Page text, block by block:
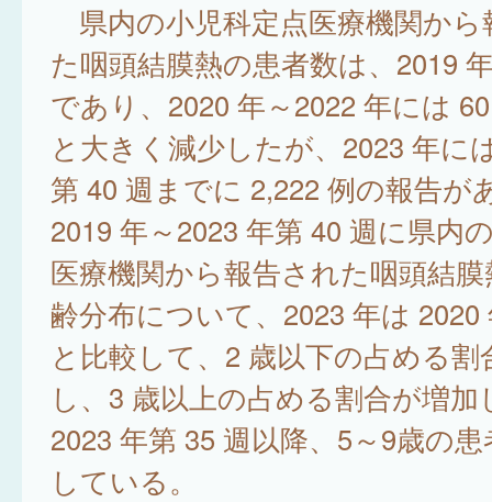
県内の小児科定点医療機関から
た咽頭結膜熱の患者数は、2019
であり、2020 年～2022 年には
と大きく減少したが、2023 年に
第 40 週までに 2,222 例の報告が
2019 年～2023 年第 40 週に県内
医療機関から報告された咽頭結
齢分布について、2023 年は 2020
と比較して、2 歳以下の占める割
し、3 歳以上の占める割合が増
2023 年第 35 週以降、5～9歳の
している。